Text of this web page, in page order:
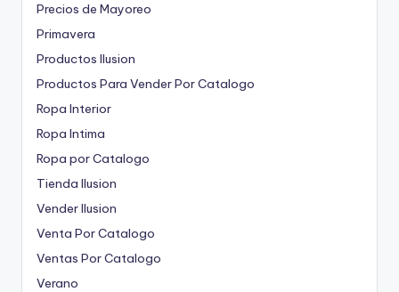
Precios de Mayoreo
Primavera
Productos Ilusion
Productos Para Vender Por Catalogo
Ropa Interior
Ropa Intima
Ropa por Catalogo
Tienda Ilusion
Vender Ilusion
Venta Por Catalogo
Ventas Por Catalogo
Verano